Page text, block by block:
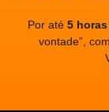
Por até 5
vontade”,